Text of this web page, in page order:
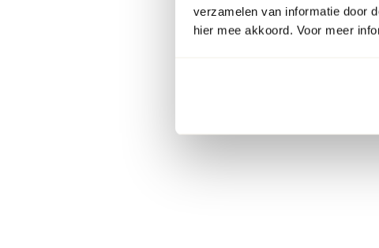
verzamelen van informatie door
hier mee akkoord. Voor meer